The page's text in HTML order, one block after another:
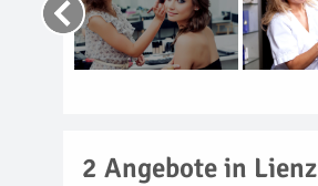
2 Angebote in Lienz